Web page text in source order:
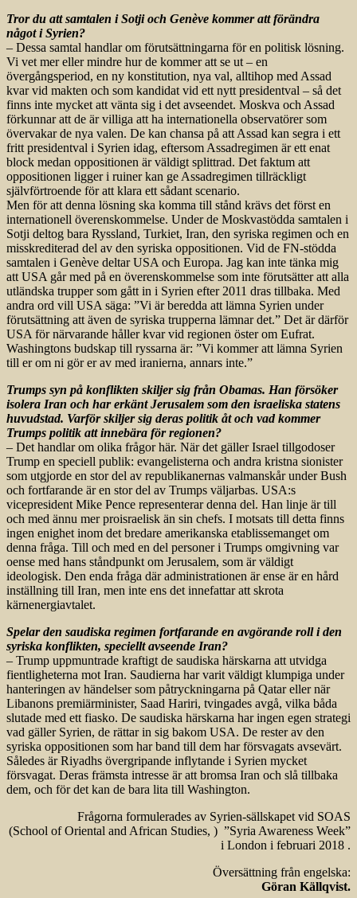
Tror du att samtalen i Sotji och Genève kommer att förändra
något i Syrien?
– Dessa samtal handlar om förutsättningarna för en politisk lösning.
Vi vet mer eller mindre hur de kommer att se ut – en
övergångsperiod, en ny konstitution, nya val, alltihop med Assad
kvar vid makten och som kandidat vid ett nytt presidentval – så det
finns inte mycket att vänta sig i det avseendet. Moskva och Assad
förkunnar att de är villiga att ha internationella observatörer som
övervakar de nya valen. De kan chansa på att Assad kan segra i ett
fritt presidentval i Syrien idag, eftersom Assadregimen är ett enat
block medan oppositionen är väldigt splittrad. Det faktum att
oppositionen ligger i ruiner kan ge Assadregimen tillräckligt
självförtroende för att klara ett sådant scenario.
Men för att denna lösning ska komma till stånd krävs det först en
internationell överenskommelse. Under de Moskvastödda samtalen i
Sotji deltog bara Ryssland, Turkiet, Iran, den syriska regimen och en
misskrediterad del av den syriska oppositionen. Vid de FN-stödda
samtalen i Genève deltar USA och Europa. Jag kan inte tänka mig
att USA går med på en överenskommelse som inte förut­sätter att alla
utländska trupper som gått in i Syrien efter 2011 dras tillbaka. Med
andra ord vill USA säga: ”Vi är beredda att lämna Syrien under
förutsättning att även de syriska trupperna lämnar det.” Det är därför
USA för närvarande håller kvar vid regionen öster om Eufrat.
Washingtons budskap till ryssarna är: ”Vi kommer att lämna Syrien
till er om ni gör er av med iranierna, annars inte.”
Trumps syn på konflikten skiljer sig från Obamas. Han försöker
isolera Iran och har erkänt Jerusalem som den israeliska statens
huvudstad. Varför skiljer sig deras politik åt och vad kommer
Trumps politik att innebära för regionen?
– Det handlar om olika frågor här. När det gäller Israel tillgodoser
Trump en speciell publik: evangelisterna och andra kristna sionister
som utgjorde en stor del av republikanernas valmanskår under Bush
och fortfarande är en stor del av Trumps väljarbas. USA:s
vicepresident Mike Pence representerar denna del. Han linje är till
och med ännu mer proisraelisk än sin chefs. I motsats till detta finns
ingen enighet inom det bredare amerikanska etablissemanget om
denna fråga. Till och med en del personer i Trumps omgivning var
oense med hans ståndpunkt om Jerusalem, som är väldigt
ideologisk. Den enda fråga där administrationen är ense är en hård
inställning till Iran, men inte ens det innefattar att skrota
kärnenergiavtalet.
Spelar den saudiska regimen fortfarande en avgörande roll i den
syriska konflikten, speciellt avseende Iran?
– Trump uppmuntrade kraftigt de saudiska härskarna att utvidga
fientligheterna mot Iran. Saudierna har varit väldigt klumpiga under
hanteringen av händelser som påtryckningarna på Qatar eller när
Libanons premiärminister, Saad Hariri, tvingades avgå, vilka båda
slutade med ett fiasko. De saudiska härskarna har ingen egen strategi
vad gäller Syrien, de rättar in sig bakom USA. De rester av den
syriska oppositionen som har band till dem har försvagats avsevärt.
Således är Riyadhs övergripande inflytande i Syrien mycket
försvagat. Deras främsta intresse är att bromsa Iran och slå tillbaka
dem, och för det kan de bara lita till Washington.
Frågorna formulerades av Syrien-sällskapet vid SOAS
(School of Oriental and African Studies, ) ”Syria Awareness Week”
i London i februari 2018 .
Översättning från engelska:
Göran Källqvist.